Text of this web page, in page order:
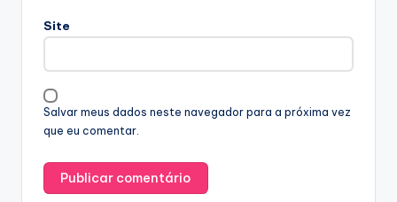
Site
Salvar meus dados neste navegador para a próxima vez
que eu comentar.